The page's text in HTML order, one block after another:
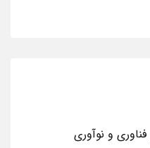
و نوآوری